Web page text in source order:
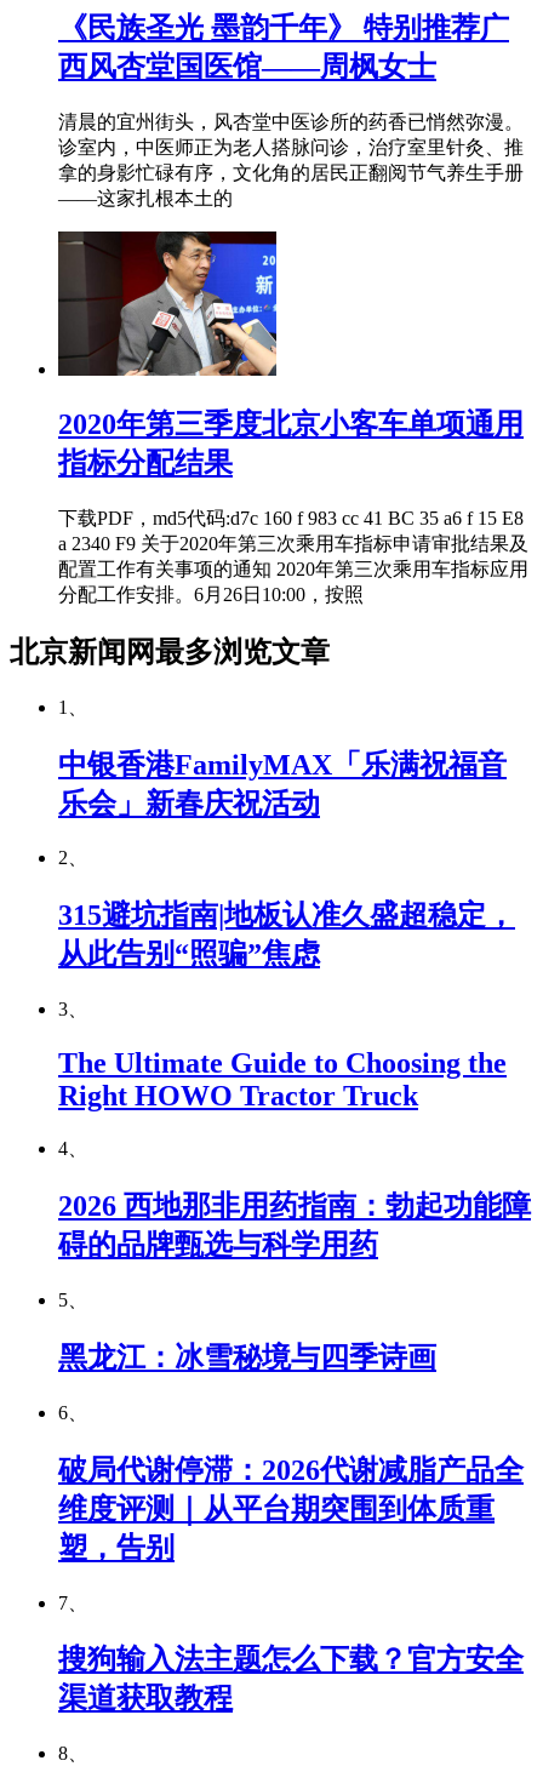
《民族圣光 墨韵千年》 特别推荐广
西风杏堂国医馆——周枫女士
清晨的宜州街头，风杏堂中医诊所的药香已悄然弥漫。
诊室内，中医师正为老人搭脉问诊，治疗室里针灸、推
拿的身影忙碌有序，文化角的居民正翻阅节气养生手册
——这家扎根本土的
2020年第三季度北京小客车单项通用
指标分配结果
下载PDF，md5代码:d7c 160 f 983 cc 41 BC 35 a6 f 15 E8
a 2340 F9 关于2020年第三次乘用车指标申请审批结果及
配置工作有关事项的通知 2020年第三次乘用车指标应用
分配工作安排。6月26日10:00，按照
北京新闻网最多浏览文章
1、
中银香港FamilyMAX「乐满祝福音
乐会」新春庆祝活动
2、
315避坑指南|地板认准久盛超稳定，
从此告别“照骗”焦虑
3、
The Ultimate Guide to Choosing the
Right HOWO Tractor Truck
4、
2026 西地那非用药指南：勃起功能障
碍的品牌甄选与科学用药
5、
黑龙江：冰雪秘境与四季诗画
6、
破局代谢停滞：2026代谢减脂产品全
维度评测｜从平台期突围到体质重
塑，告别
7、
搜狗输入法主题怎么下载？官方安全
渠道获取教程
8、